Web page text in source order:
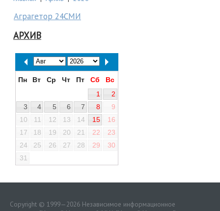
Аграгетор 24СМИ
АРХИВ
Пн Вт Ср Чт Пт Сб
Вс
1
2
3
4 5 6 7 8
9
10
11 12 13 14 15
16
17
18 19 20 21 22
23
24
25 26 27 28 29
30
31
Copyright © 1999—2026 Независимое информационное